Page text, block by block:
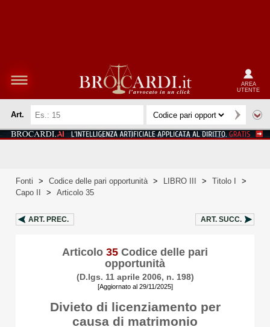
AREA
UTENTE
Art.
Fonti > Codice delle pari opportunità > LIBRO III > Titolo I
>
Capo II
> Articolo 35
ART. PREC. ART. SUCC.
Articolo 35 Codice delle pari
opportunità
(D.lgs. 11 aprile 2006, n. 198)
[Aggiornato al 29/11/2025]
Divieto di licenziamento per
causa di matrimonio